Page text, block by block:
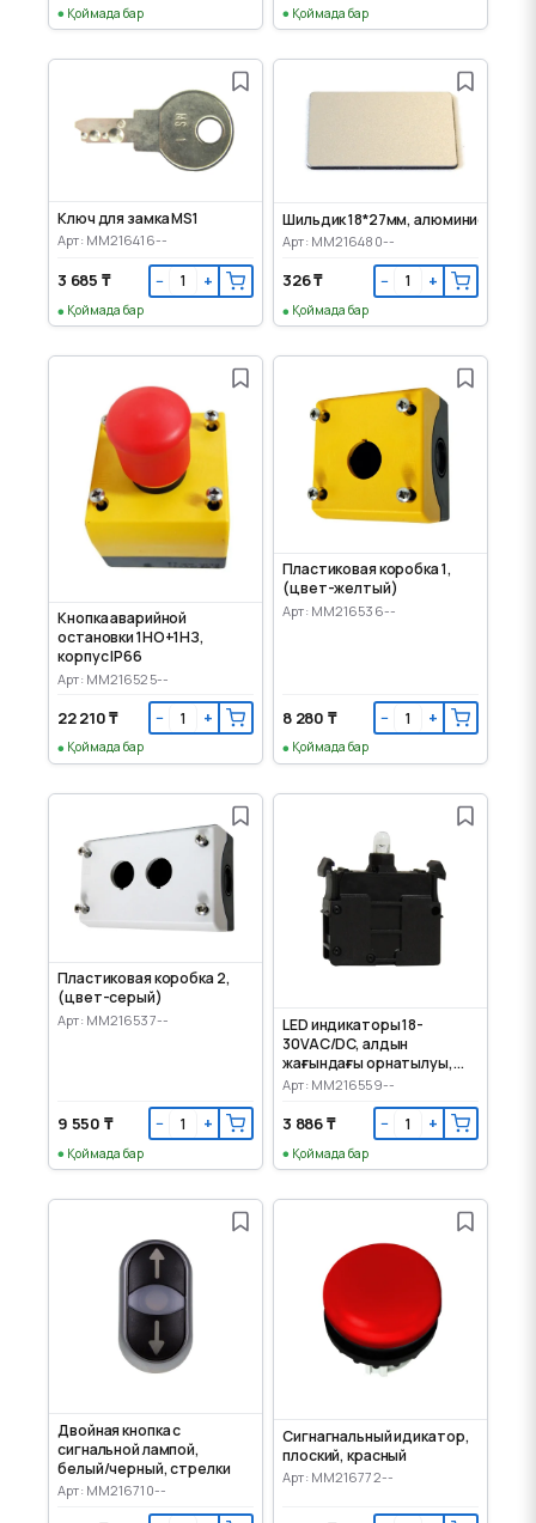
Қоймада бар Қоймада бар
Ключ для замка MS1
Арт: MM216416--
3 685 ₸ − +
Қоймада бар
Шильдик 18*27мм, алюминиевый,
Арт: MM216480--
326 ₸ − +
Қоймада бар
Кнопка аварийной
остановки 1НО+1НЗ,
корпус IP66
Арт: MM216525--
22 210 ₸ − +
Қоймада бар
Пластиковая коробка 1,
(цвет-желтый)
Арт: MM216536--
8 280 ₸ − +
Қоймада бар
Пластиковая коробка 2,
(цвет-серый)
Арт: MM216537--
9 550 ₸ − +
Қоймада бар
LED индикаторы 18-
30VAC/DC, алдын
жағындағы орнатылуы,
жасыл
Арт: MM216559--
3 886 ₸ − +
Қоймада бар
Двойная кнопка с
сигнальной лампой,
белый/черный, стрелки
Арт: MM216710--
Сигнагнальный идикатор,
плоский, красный
Арт: MM216772--